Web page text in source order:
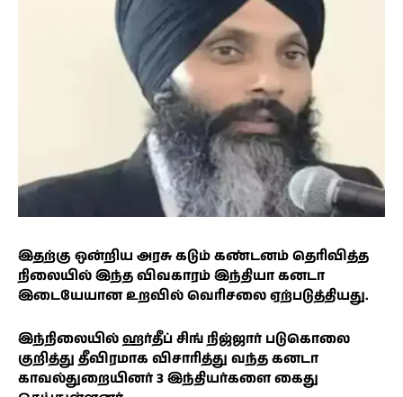
இதற்கு ஒன்றிய அரசு கடும் கண்டனம் தெரிவித்த
நிலையில் இந்த விவகாரம் இந்தியா கனடா
இடையேயான உறவில் வெரிசலை ஏற்படுத்தியது.
இந்நிலையில் ஹர்தீப் சிங் நிஜ்ஜார் படுகொலை
குறித்து தீவிரமாக விசாரித்து வந்த கனடா
காவல்துறையினர் 3 இந்தியர்களை கைது